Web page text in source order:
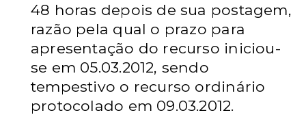
48 horas depois de sua postagem,
razão pela qual o prazo para
apresentação do recurso iniciou-
se em 05.03.2012, sendo
tempestivo o recurso ordinário
protocolado em 09.03.2012.